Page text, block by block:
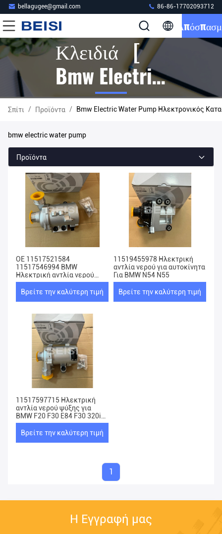
bellagugee@gmail.com 86-86-17702093712
Κλειδιά [
Bmw Electric
Water Pump ]
Αντιστοιχία
3 Προϊόντα
Σπίτι / Προϊόντα / Bmw Electric Water Pump Ηλεκτρονικός
bmw electric water pump
Προϊόντα
ΟΕ 11517521584
11517546994 BMW
Ηλεκτρική αντλία νερού
11517586925 Για 128i 323i
Βρείτε την καλύτερη τιμή
11519455978 Ηλεκτρική
αντλία νερού για αυτοκίνητα
Για BMW N54 N55
Βρείτε την καλύτερη τιμή
11517597715 Ηλεκτρική
αντλία νερού ψύξης για
BMW F20 F30 E84 F30 320i
328i X1
Βρείτε την καλύτερη τιμή
1
Η Εγγραφή μας